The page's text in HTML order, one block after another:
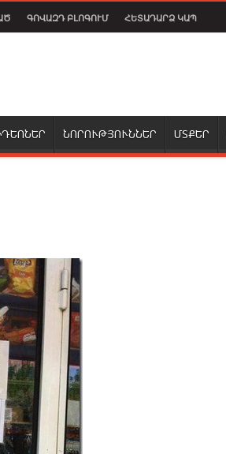
ԳՈՎԱԶԴ ԲԼՈԳՈՒՄ ՀԵՏԱԴԱՐՁ ԿԱՊ
ՆՈՐՈՒԹՅՈՒՆՆԵՐ ՄՏՔԵՐ